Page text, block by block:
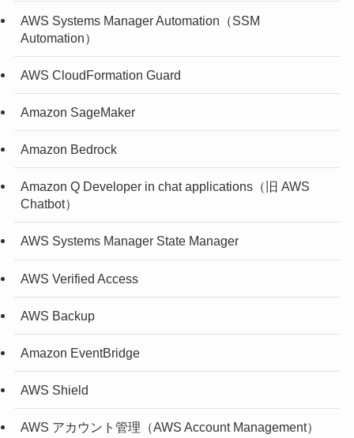
AWS Systems Manager Automation（SSM
Automation）
AWS CloudFormation Guard
Amazon SageMaker
Amazon Bedrock
Amazon Q Developer in chat applications（旧 AWS
Chatbot）
AWS Systems Manager State Manager
AWS Verified Access
AWS Backup
Amazon EventBridge
AWS Shield
AWS アカウント管理（AWS Account Management）